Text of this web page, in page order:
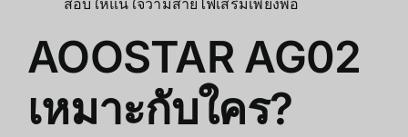
AOOSTAR AG02
เหมาะกับใคร?